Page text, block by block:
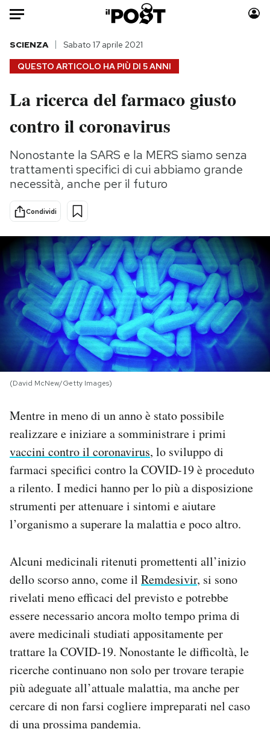
Auto
HOME
Italia
Politica
Tecnologia
Internet
Scienza
Cultura
Economia
Sport
Moda
Consumismi
Storie/Idee
Ok Boomer!
Media
Mondiali calcio 2026
PODCAST
NEWSLETTER
I MIEI PREFERITI
SHOP
CALENDARIO
AREA PERSONALE
Regala il Post
Hai bisogno di aiuto?
Esci
QUESTO ARTICOLO HA PIÙ DI 5 ANNI
SCIENZA Sabato 17 aprile 2021
La ricerca del farmaco giusto
contro il coronavirus
Nonostante la SARS e la MERS siamo senza
trattamenti specifici di cui abbiamo grande
necessità, anche per il futuro
Condividi
(David McNew/Getty Images)
Mentre in meno di un anno è stato possibile
realizzare e iniziare a somministrare i primi
vaccini contro il coronavirus, lo sviluppo di
farmaci specifici contro la COVID-19 è proceduto
a rilento. I medici hanno per lo più a disposizione
strumenti per attenuare i sintomi e aiutare
l’organismo a superare la malattia e poco altro.
Alcuni medicinali ritenuti promettenti all’inizio
dello scorso anno, come il Remdesivir, si sono
rivelati meno efficaci del previsto e potrebbe
essere necessario ancora molto tempo prima di
avere medicinali studiati appositamente per
trattare la COVID-19. Nonostante le difficoltà, le
ricerche continuano non solo per trovare terapie
più adeguate all’attuale malattia, ma anche per
cercare di non farsi cogliere impreparati nel caso
di una prossima pandemia.